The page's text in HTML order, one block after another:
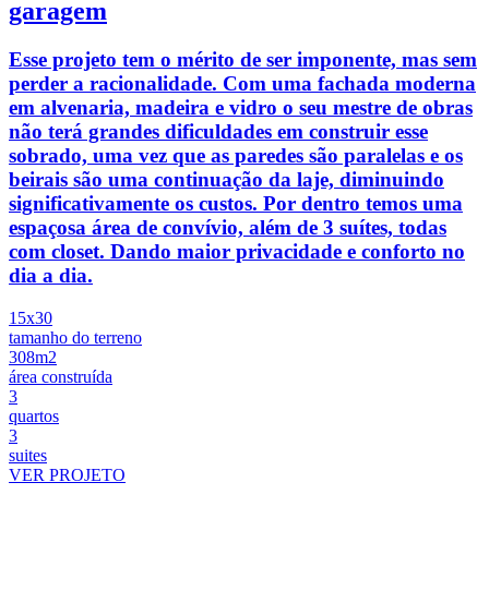
garagem
Esse projeto tem o mérito de ser imponente, mas sem
perder a racionalidade. Com uma fachada moderna
em alvenaria, madeira e vidro o seu mestre de obras
não terá grandes dificuldades em construir esse
sobrado, uma vez que as paredes são paralelas e os
beirais são uma continuação da laje, diminuindo
significativamente os custos. Por dentro temos uma
espaçosa área de convívio, além de 3 suítes, todas
com closet. Dando maior privacidade e conforto no
dia a dia.
15x30
tamanho do terreno
308m2
área construída
3
quartos
3
suites
VER PROJETO